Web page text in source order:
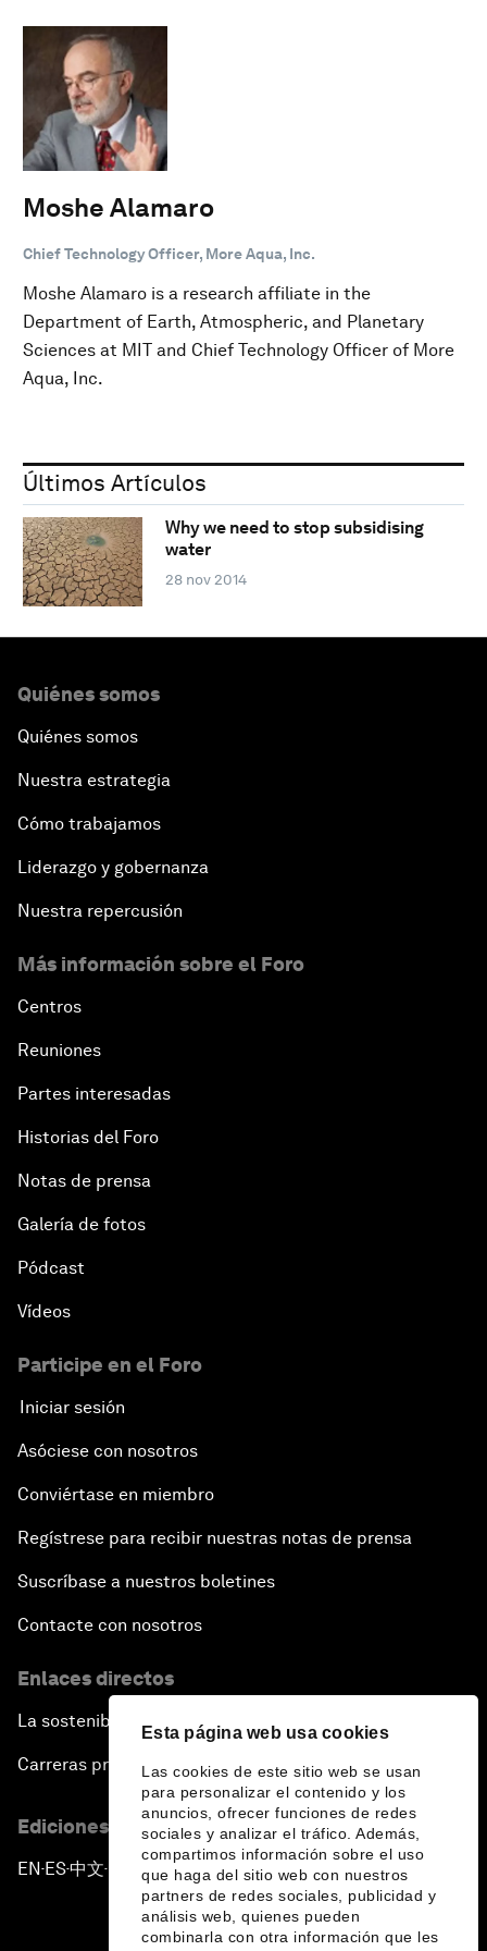
Esta página web usa cookies
Las cookies de este sitio web se usan
para personalizar el contenido y los
anuncios, ofrecer funciones de redes
sociales y analizar el tráfico. Además,
compartimos información sobre el uso
que haga del sitio web con nuestros
partners de redes sociales, publicidad y
análisis web, quienes pueden
combinarla con otra información que les
Moshe Alamaro
Chief Technology Officer, More Aqua, Inc.
Moshe Alamaro is a research affiliate in the
Department of Earth, Atmospheric, and Planetary
Sciences at MIT and Chief Technology Officer of More
Aqua, Inc.
Últimos Artículos
Why we need to stop subsidising
water
28 nov 2014
Quiénes somos
Quiénes somos
Nuestra estrategia
Cómo trabajamos
Liderazgo y gobernanza
Nuestra repercusión
Más información sobre el Foro
Centros
Reuniones
Partes interesadas
Historias del Foro
Notas de prensa
Galería de fotos
Pódcast
Vídeos
Participe en el Foro
Iniciar sesión
Asóciese con nosotros
Conviértase en miembro
Regístrese para recibir nuestras notas de prensa
Suscríbase a nuestros boletines
Contacte con nosotros
Enlaces directos
La sostenibilidad en el Foro
Carreras profesionales
Ediciones en otros idiomas
EN ▪ES▪中文▪ 日本語